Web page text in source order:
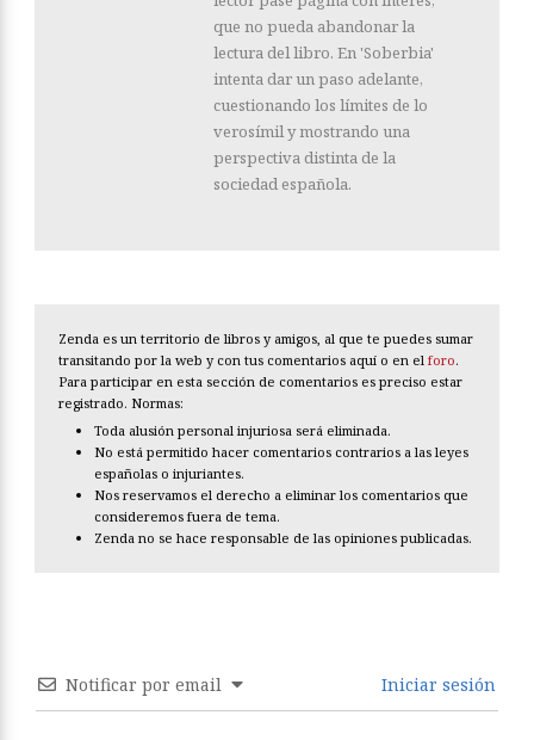
que no pueda abandonar la
lectura del libro. En 'Soberbia'
intenta dar un paso adelante,
cuestionando los límites de lo
verosímil y mostrando una
perspectiva distinta de la
sociedad española.
Zenda es un territorio de libros y amigos, al que te puedes sumar
transitando por la web y con tus comentarios aquí o en el foro.
Para participar en esta sección de comentarios es preciso estar
registrado. Normas:
Toda alusión personal injuriosa será eliminada.
No está permitido hacer comentarios contrarios a las leyes
españolas o injuriantes.
Nos reservamos el derecho a eliminar los comentarios que
consideremos fuera de tema.
Zenda no se hace responsable de las opiniones publicadas.
Notificar por email Iniciar sesión